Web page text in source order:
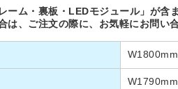
ム・裏板・LEDモジュール」が含
は、ご注文の際に、お気軽にお問い